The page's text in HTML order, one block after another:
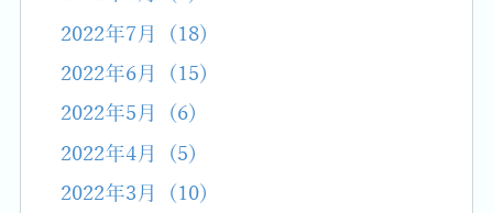
2022年7月 (18)
2022年6月 (15)
2022年5月 (6)
2022年4月 (5)
2022年3月 (10)